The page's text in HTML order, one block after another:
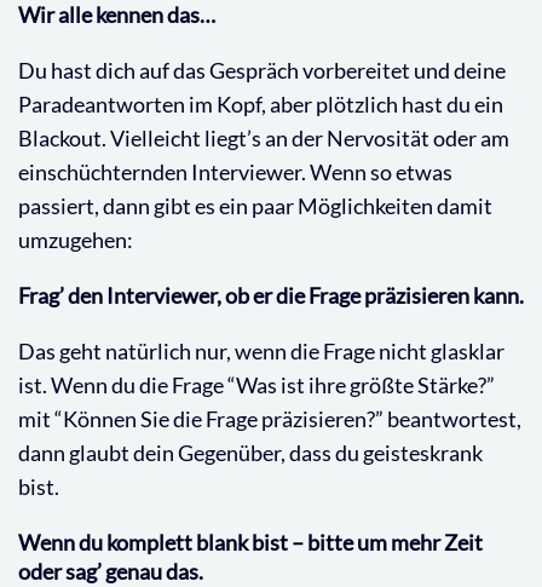
Wir alle kennen das…
Du hast dich auf das Gespräch vorbereitet und deine
Paradeantworten im Kopf, aber plötzlich hast du ein
Blackout. Vielleicht liegt’s an der Nervosität oder am
einschüchternden Interviewer. Wenn so etwas
passiert, dann gibt es ein paar Möglichkeiten damit
umzugehen:
Frag’ den Interviewer, ob er die Frage präzisieren kann.
Das geht natürlich nur, wenn die Frage nicht glasklar
ist. Wenn du die Frage “Was ist ihre größte Stärke?”
mit “Können Sie die Frage präzisieren?” beantwortest,
dann glaubt dein Gegenüber, dass du geisteskrank
bist.
Wenn du komplett blank bist – bitte um mehr Zeit
oder sag’ genau das.